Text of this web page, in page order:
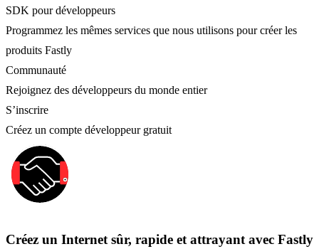
SDK pour développeurs
Programmez les mêmes services que nous utilisons pour créer les
produits Fastly
Communauté
Rejoignez des développeurs du monde entier
S’inscrire
Créez un compte développeur gratuit
Créez un Internet sûr, rapide et attrayant avec Fastly